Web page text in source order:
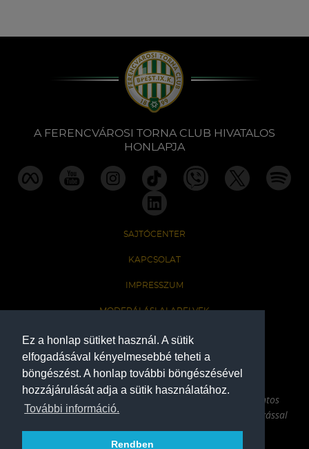
Ez a honlap sütiket használ. A sütik
elfogadásával kényelmesebbé teheti a
böngészést. A honlap további böngészésével
hozzájárulását adja a sütik használatához.
További információ.
Rendben
A FERENCVÁROSI TORNA CLUB HIVATALOS
HONLAPJA
SAJTÓCENTER
KAPCSOLAT
IMPRESSZUM
MODERÁLÁSI ALAPELVEK
HONLAP ADATKEZELÉSI TÁJÉKOZTATÓ
A Ferencvárosi Torna Club hivatalos honlapja
Az oldalon található írott és képi anyagok csak a forrás pontos
megjelölésével, internetes felhasználás esetén aktív hivatkozással
használhatóak fel.